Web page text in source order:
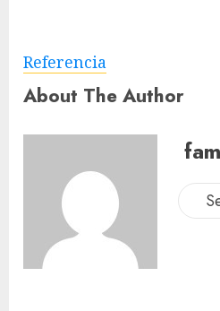
Referencia
About The Author